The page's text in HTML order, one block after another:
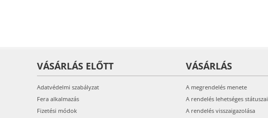
VÁSÁRLÁS ELŐTT
Adatvédelmi szabályzat
Fera alkalmazás
Fizetési módok
VÁSÁRLÁS
A megrendelés menete
A rendelés lehetséges státuszai
A rendelés visszaigazolása